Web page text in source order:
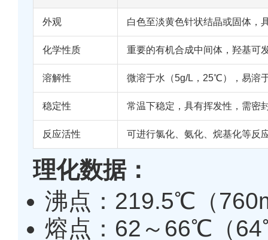
外观 白色至淡黄色针状结晶或固体，
化学性质 重要的有机合成中间体，羟基可
溶解性 微溶于水（5g/L，25℃），易溶
稳定性 常温下稳定，具有挥发性，需密
反应活性 可进行氯化、氨化、烷基化等反
理化数据：
沸点：219.5℃（
熔点：62～66℃（